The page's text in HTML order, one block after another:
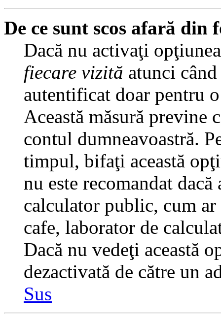
De ce sunt scos afară din
Dacă nu activaţi
fiecare vizită atunci
autentificat doar pentru
Această măsură previne
contul dumneavoastră.
timpul, bifaţi această
nu este recomandat
calculator public, cum
cafe, laborator de
Dacă nu vedeţi această
dezactivată de către un
Sus